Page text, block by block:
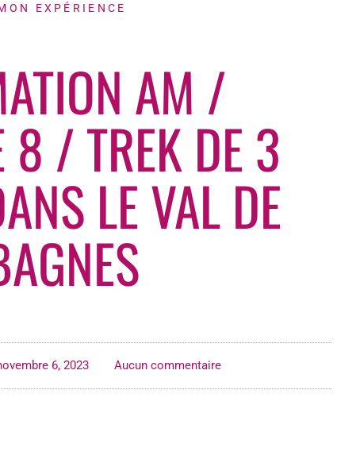
EXPÉRIENCE
AM /
8 / TREK DE 3
LE VAL DE
6, 2023 Aucun commentaire